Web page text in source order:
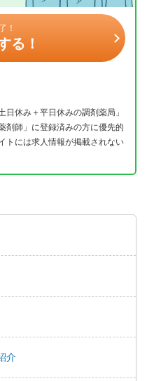
！
る！
日休み＋平日休みの調剤薬局」
剤師」に登録済みの方に優先的
トには求人情報が掲載されない
介